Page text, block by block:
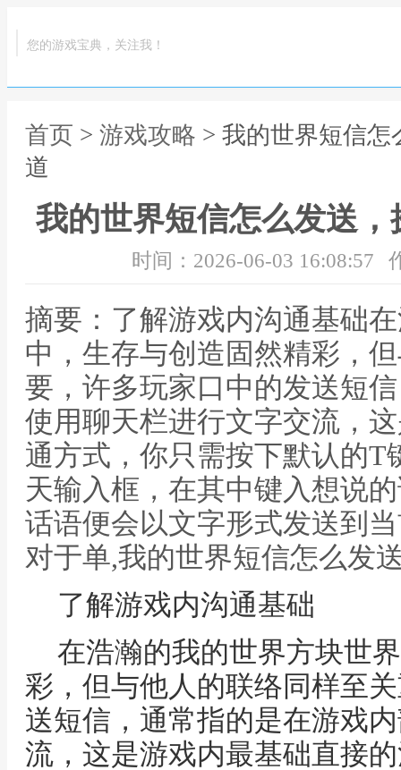
您的游戏宝典，关注我！
首页 > 游戏攻略 > 我的世界短信
道
我的世界短信怎么发送
时间：2026-06-03 16:08:57
摘要：了解游戏内沟通基础
中，生存与创造固然精彩，
要，许多玩家口中的发送短
使用聊天栏进行文字交流，
通方式，你只需按下默认的T
天输入框，在其中键入想说
话语便会以文字形式发送到
对于单,我的世界短信怎么发
了解游戏内沟通基础
在浩瀚的我的世界方块世
彩，但与他人的联络同样至
送短信，通常指的是在游戏
流，这是游戏内最基础直接